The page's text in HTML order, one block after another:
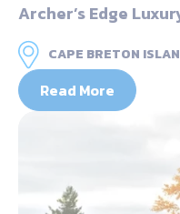
Archer’s Edge
CAPE BRETON
Read More